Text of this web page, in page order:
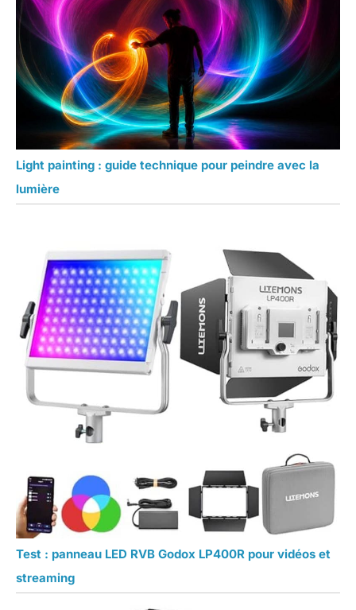
Light painting : guide technique pour peindre avec la
lumière
Test : panneau LED RVB Godox LP400R pour vidéos et
streaming